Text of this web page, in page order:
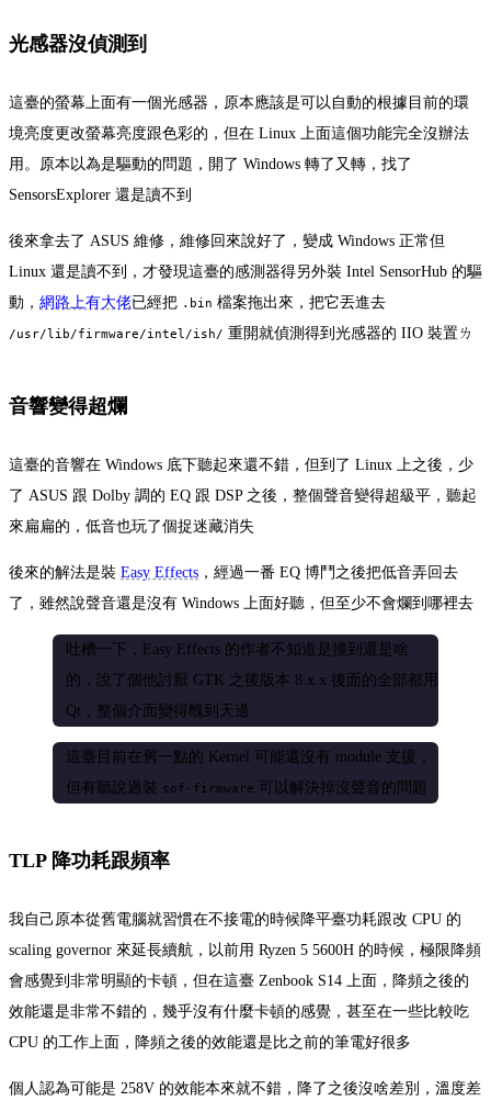
光感器沒偵測到
這臺的螢幕上面有一個光感器，原本應該是可以自動的根據目前的環
境亮度更改螢幕亮度跟色彩的，但在 Linux 上面這個功能完全沒辦法
用。原本以為是驅動的問題，開了 Windows 轉了又轉，找了
SensorsExplorer 還是讀不到
後來拿去了 ASUS 維修，維修回來說好了，變成 Windows 正常但
Linux 還是讀不到，才發現這臺的感測器得另外裝 Intel SensorHub 的驅
動， 網路上有大佬已經把 .bin 檔案拖出來，把它丟進去
/usr/lib/firmware/intel/ish/ 重開就偵測得到光感器的 IIO 裝置ㄌ
音響變得超爛
這臺的音響在 Windows 底下聽起來還不錯，但到了 Linux 上之後，少
了 ASUS 跟 Dolby 調的 EQ 跟 DSP 之後，整個聲音變得超級平，聽起
來扁扁的，低音也玩了個捉迷藏消失
後來的解法是裝 Easy Effects ，經過一番 EQ 博鬥之後把低音弄回去
了，雖然說聲音還是沒有 Windows 上面好聽，但至少不會爛到哪裡去
吐槽一下，Easy Effects 的作者不知道是撞到還是啥
的，說了個他討厭 GTK 之後版本 8.x.x 後面的全部都用
Qt，整個介面變得醜到天邊
這臺目前在舊一點的 Kernel 可能還沒有 module 支援，
但有聽說過裝 sof-firmware 可以解決掉沒聲音的問題
TLP 降功耗跟頻率
我自己原本從舊電腦就習慣在不接電的時候降平臺功耗跟改 CPU 的
scaling governor 來延長續航，以前用 Ryzen 5 5600H 的時候，極限降頻
會感覺到非常明顯的卡頓，但在這臺 Zenbook S14 上面，降頻之後的
效能還是非常不錯的，幾乎沒有什麼卡頓的感覺，甚至在一些比較吃
CPU 的工作上面，降頻之後的效能還是比之前的筆電好很多
個人認為可能是 258V 的效能本來就不錯，降了之後沒啥差別，溫度差